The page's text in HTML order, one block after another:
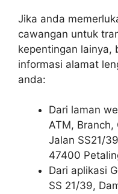
Jika anda
cawangan untuk
kepentingan lainya,
informasi alamat
anda:
Dari laman
ATM, Branch,
Jalan SS21/
47400
Dari aplikasi
SS 21/39,